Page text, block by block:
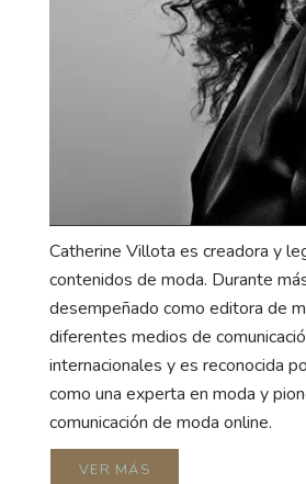
Catherine Villota es creadora y
contenidos de moda. Durante
desempeñado como editora de
diferentes medios de
internacionales y es reconocida
como una experta en moda y
comunicación de moda online.
VER MÁS